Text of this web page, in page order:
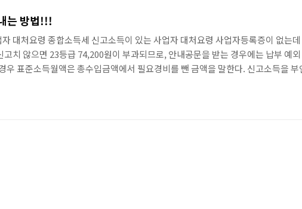
는 방법!!!
대처요령 종합소득세 신고소득이 있는 사업자 대처요령 사업자등록증이 없는
치 않으면 23등급 74,200원이 부과되므로, 안내공문을 받는 경우에는 납부 예
우 표준소득월액은 총수입금액에서 필요경비를 뺀 금액을 말한다. 신고소득을